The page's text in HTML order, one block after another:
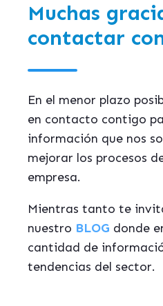
Muchas
contactar
En el menor plazo
en contacto contigo
información que nos
mejorar los procesos
empresa.
Mientras tanto te
nuestro BLOG donde
cantidad de
tendencias del sector.